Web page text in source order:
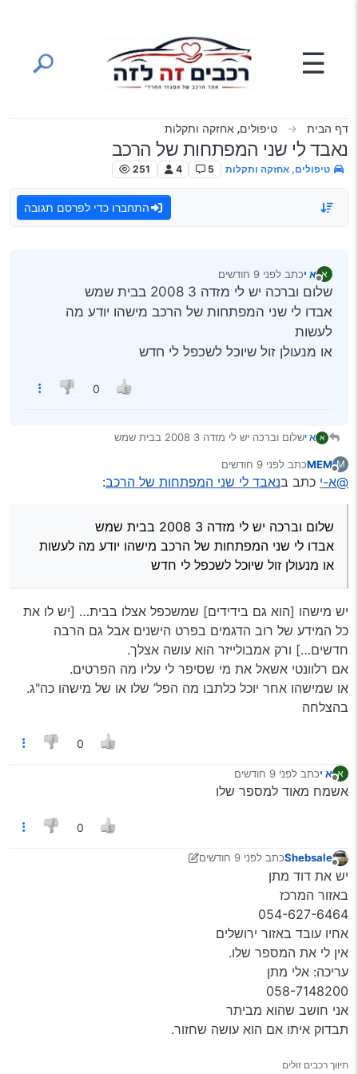
☰
דף הבית טיפולים, אחזקה ותקלות
נאבד לי שני המפתחות של הרכב
טיפולים, אחזקה ותקלות 5
4
251
התחברו כדי לפרסם תגובה
א
מנותק
א יכתב לפני 9 חודשים
נערך לאחרונה על ידי
שלום וברכה יש לי מזדה 3 2008 בבית שמש
אבדו לי שני המפתחות של הרכב מישהו יודע מה
לעשות
או מנעולן זול שיוכל לשכפל לי חדש
0
א א ישלום וברכה יש לי מזדה 3 2008 בבית שמש
או מנעולן זול שיוכל לשכפל לי חדש
M
מנותק
MEMכתב לפני 9 חודשים
נערך לאחרונה על ידי
@א-י כתב בנאבד לי שני המפתחות של הרכב:
שלום וברכה יש לי מזדה 3 2008 בבית שמש
אבדו לי שני המפתחות של הרכב מישהו יודע מה לעשות
או מנעולן זול שיוכל לשכפל לי חדש
יש מישהו [הוא גם בידידים] שמשכפל אצלו בבית… [יש לו את
כל המידע של רוב הדגמים בפרט הישנים אבל גם הרבה
חדשים…] ורק אמבולייזר הוא עושה אצלך.
אם רלוונטי אשאל את מי שסיפר לי עליו מה הפרטים.
או שמישהו אחר יוכל כלתבו מה הפל’ שלו או של מישהו כה"ג.
בהצלחה
0
א
מנותק
א יכתב לפני 9 חודשים
נערך לאחרונה על ידי
אשמח מאוד למספר שלו
0
Shebsaleכתב לפני 9 חודשים
נערך לאחרונה על ידי Shebsale11 במרץ 2025, 12:22
יש את דוד מתן
באזור המרכז
054-627-6464
אחיו עובד באזור ירושלים
אין לי את המספר שלו.
עריכה: אלי מתן
058-7148200
אני חושב שהוא מביתר
תבדוק איתו אם הוא עושה שחזור.
תיווך רכבים זולים